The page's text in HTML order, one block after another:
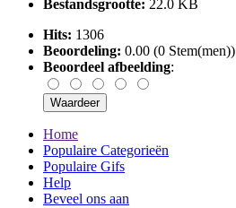
Bestandsgrootte: 22.0 KB
Hits: 1306
Beoordeling: 0.00 (0 Stem(men))
Beoordeel afbeelding:
Home
Populaire Categorieën
Populaire Gifs
Help
Beveel ons aan